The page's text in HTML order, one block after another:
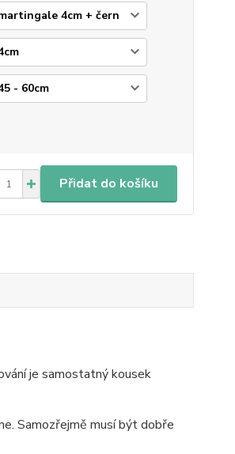
Přidat do košíku
je samostatný kousek
Samozřejmě musí být dobře